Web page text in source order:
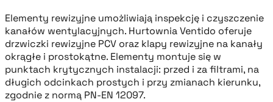
Elementy rewizyjne umożliwiają inspekcję i czyszczenie
kanałów wentylacyjnych. Hurtownia Ventido oferuje
drzwiczki rewizyjne PCV oraz klapy rewizyjne na kanały
okrągłe i prostokątne. Elementy montuje się w
punktach krytycznych instalacji: przed i za filtrami, na
długich odcinkach prostych i przy zmianach kierunku,
zgodnie z normą PN-EN 12097.